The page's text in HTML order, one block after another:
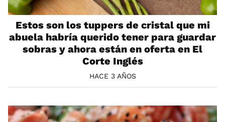
Estos son los tuppers de cristal que mi
abuela habría querido tener para guardar
sobras y ahora están en oferta en El
Corte Inglés
HACE 3 AÑOS